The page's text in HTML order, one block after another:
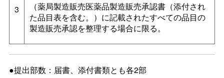
3
（薬局製造販売医薬品製造販売承認書（添付され
た品目表を含む。）に記載されたすべての品目の
製造販売承認を整理する場合に限る。
●提出部数：届書、添付書類とも各2部